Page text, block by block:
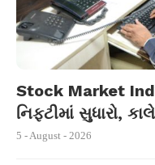
Stock Market
નિફ્ટીમાં સુધારો,
5 - August - 2026